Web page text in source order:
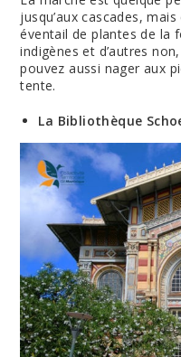
jusqu’aux cascades,
éventail de plantes de la
indigènes et d’autres
pouvez aussi nager aux
tente.
La Bibliothèque